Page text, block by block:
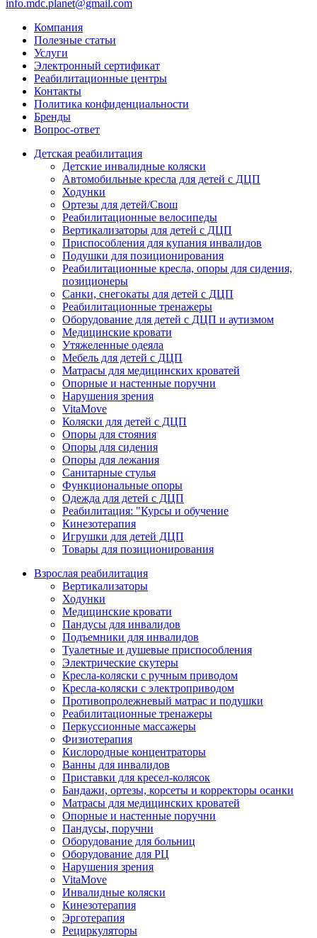
info.mdc.planet@gmail.com
Компания
Полезные статьи
Услуги
Электронный сертификат
Реабилитационные центры
Контакты
Политика конфиденциальности
Бренды
Вопрос-ответ
Детская реабилитация
Детские инвалидные коляски
Автомобильные кресла для детей с ДЦП
Ходунки
Ортезы для детей/Свош
Реабилитационные велосипеды
Вертикализаторы для детей с ДЦП
Приспособления для купания инвалидов
Подушки для позиционирования
Реабилитационные кресла, опоры для сидения,
позиционеры
Санки, снегокаты для детей с ДЦП
Реабилитационные тренажеры
Оборудование для детей с ДЦП и аутизмом
Медицинские кровати
Утяжеленные одеяла
Мебель для детей с ДЦП
Матрасы для медицинских кроватей
Опорные и настенные поручни
Нарушения зрения
VitaMove
Коляски для детей с ДЦП
Опоры для стояния
Опоры для сидения
Опоры для лежания
Санитарные стулья
Функциональные опоры
Одежда для детей с ДЦП
Реабилитация: "Курсы и обучение
Кинезотерапия
Игрушки для детей ДЦП
Товары для позиционирования
Взрослая реабилитация
Вертикализаторы
Ходунки
Медицинские кровати
Пандусы для инвалидов
Подъемники для инвалидов
Туалетные и душевые приспособления
Электрические скутеры
Кресла-коляски с ручным приводом
Кресла-коляски с электроприводом
Противопролежневый матрас и подушки
Реабилитационные тренажеры
Перкуссионные массажеры
Физиотерапия
Кислородные концентраторы
Ванны для инвалидов
Приставки для кресел-колясок
Бандажи, ортезы, корсеты и корректоры осанки
Матрасы для медицинских кроватей
Опорные и настенные поручни
Пандусы, поручни
Оборудование для больниц
Оборудование для РЦ
Нарушения зрения
VitaMove
Инвалидные коляски
Кинезотерапия
Эрготерапия
Рециркуляторы